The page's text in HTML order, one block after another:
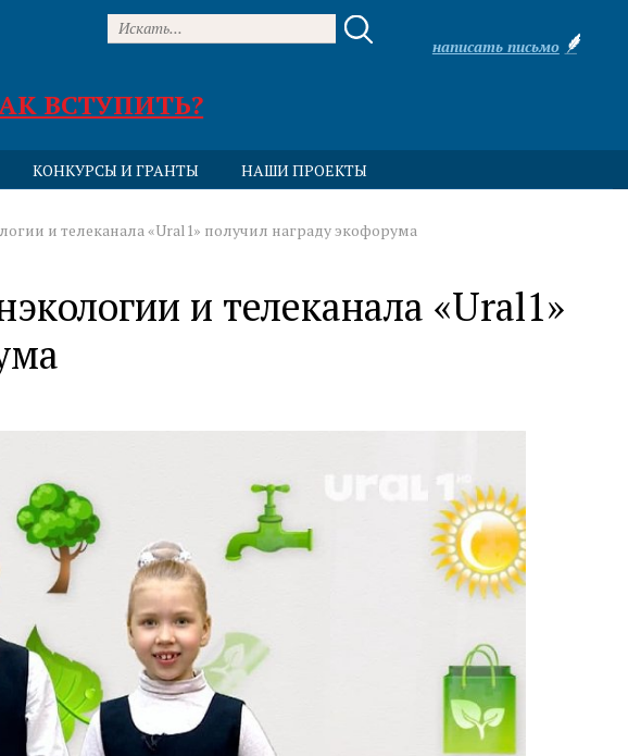
ВСТУПИТЬ?
написать письмо
КОНКУРСЫ И ГРАНТЫ НАШИ ПРОЕКТЫ
и телеканала «Ural1» получил награду экофорума
и телеканала «Ural1»